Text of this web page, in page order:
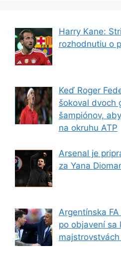
Harry Kane:
rozhodnutiu o
Keď Roger
šokoval dvoch
šampiónov,
na okruhu ATP
Arsenal je
za Yana
Argentínska
po objavení sa